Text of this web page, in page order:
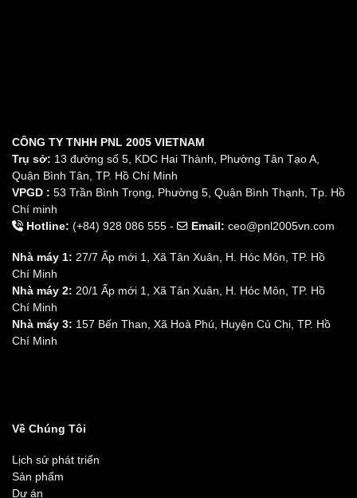
CÔNG TY TNHH PNL 2005 VIETNAM
Trụ sở: 13 đường số 5, KDC Hai Thành, Phường Tân Tạo A,
Quận Bình Tân, TP. Hồ Chí Minh
VPGD : 53 Trần Bình Trọng, Phường 5, Quận Bình Thạnh, Tp. Hồ
Chí minh
Hotline: (+84) 928 086 555 - Email: ceo@pnl2005vn.com
Nhà máy 1: 27/7 Ấp mới 1, Xã Tân Xuân, H. Hóc Môn, TP. Hồ
Chí Minh
Nhà máy 2: 20/1 Ấp mới 1, Xã Tân Xuân, H. Hóc Môn, TP. Hồ
Chí Minh
Nhà máy 3: 157 Bến Than, Xã Hoà Phú, Huyện Củ Chi, TP. Hồ
Chí Minh
Về Chúng Tôi
Lịch sử phát triển
Sản phẩm
Dự án